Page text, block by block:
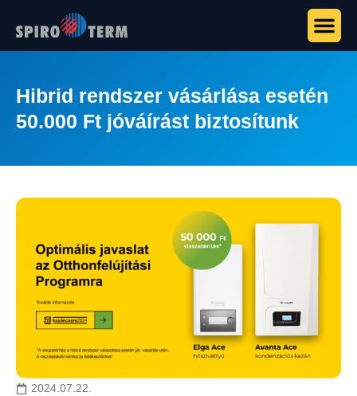
Hibrid rendszer vásárlása esetén
50.000 Ft jóváírást biztosítunk
2024.07.22.